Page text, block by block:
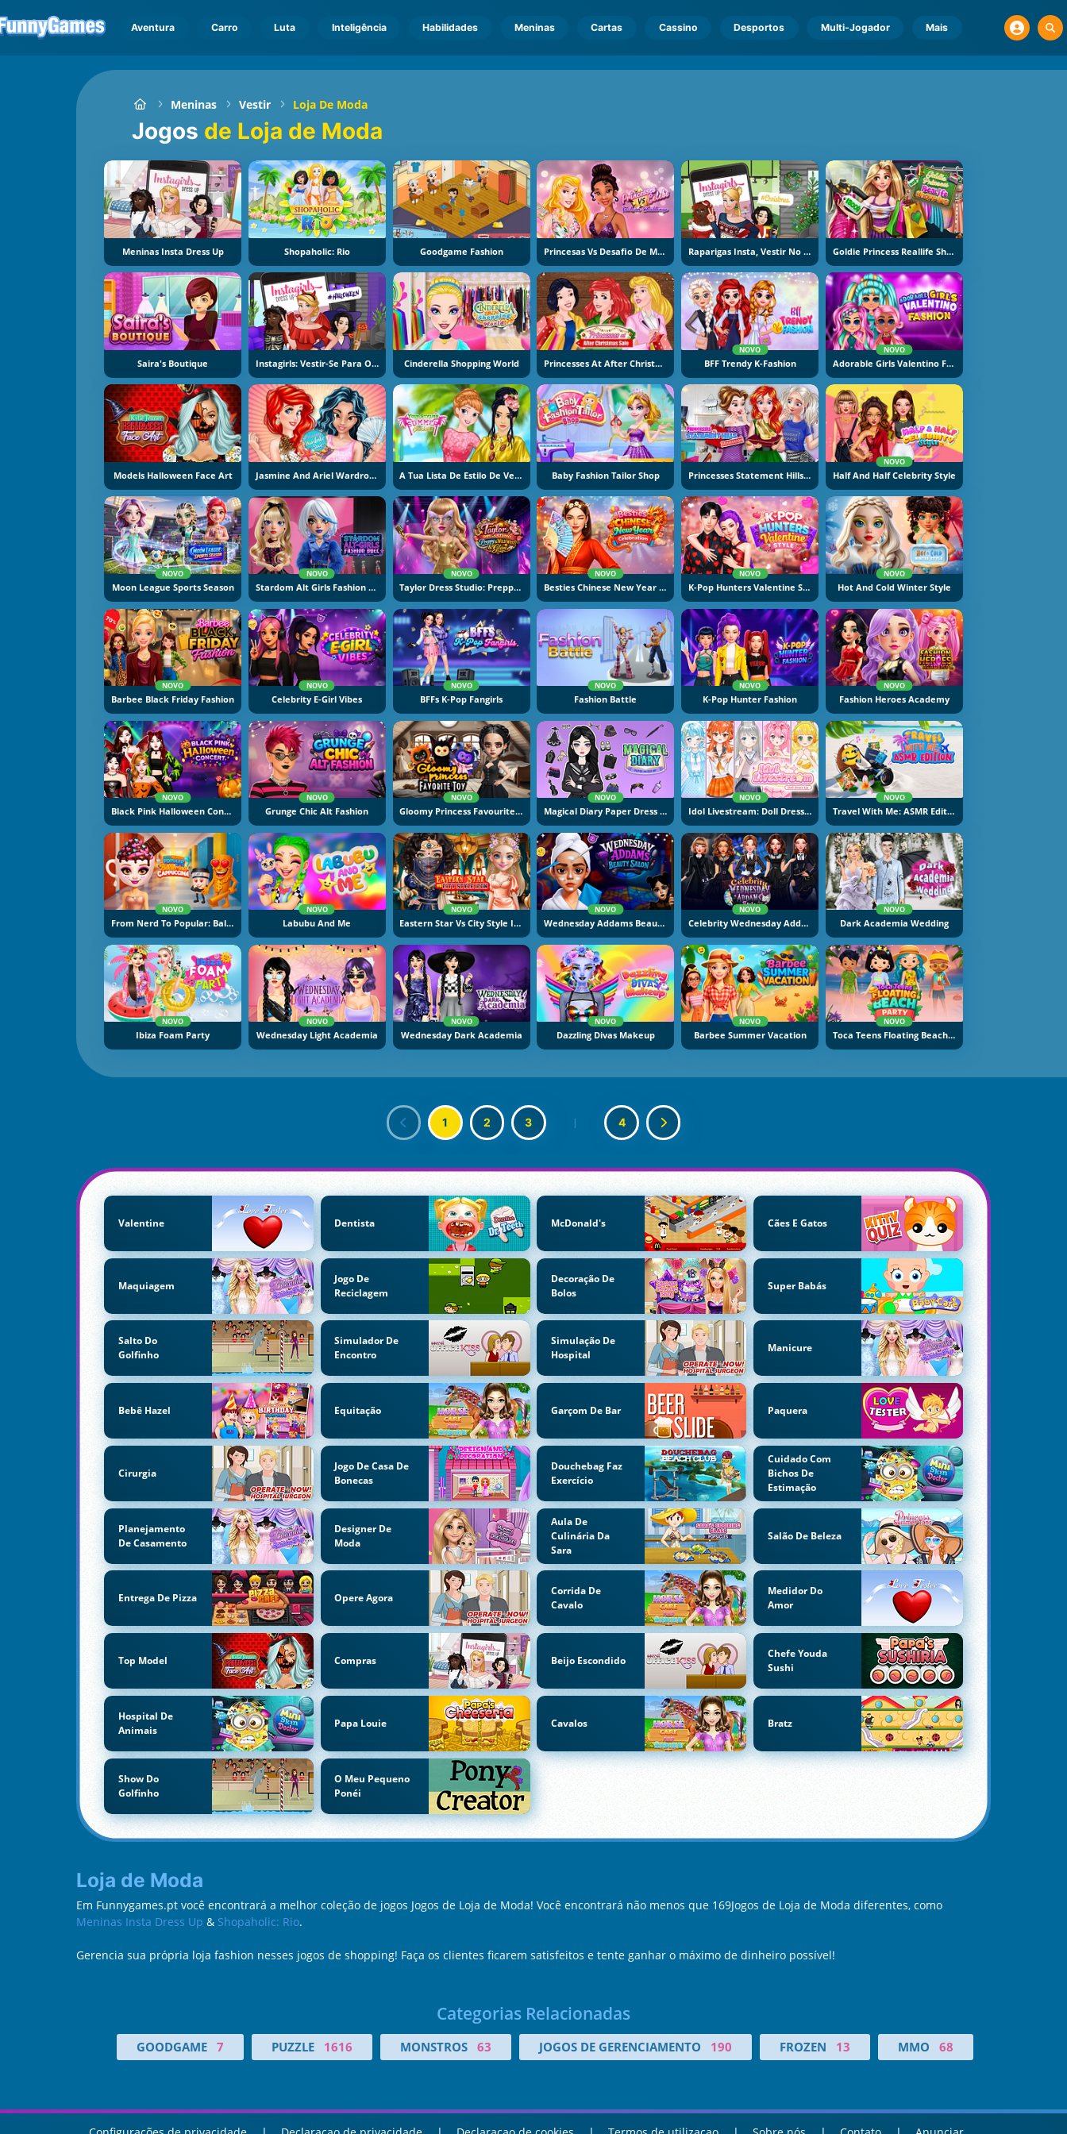
Aventura Carro Luta Inteligência Habilidades Meninas Cartas Cassino Desportos Multi-Jogador Mais
Meninas Vestir Loja De Moda
Jogos de Loja de Moda
Meninas Insta Dress Up Shopaholic: Rio Goodgame Fashion Princesas Vs Desafio De Moda De Celebridades Raparigas Insta, Vestir No Natal Goldie Princess Reallife Shopping
Saira's Boutique Instagirls: Vestir-Se Para O Halloween Cinderella Shopping World Princesses At After Christmas Sale
NOVO
BFF Trendy K-Fashion
NOVO
Adorable Girls Valentino Fashion
Models Halloween Face Art Jasmine And Ariel Wardrobe Swap A Tua Lista De Estilo De Verão Baby Fashion Tailor Shop Princesses Statement Hills Obsession
NOVO
Half And Half Celebrity Style
NOVO
Moon League Sports Season
NOVO
Stardom Alt Girls Fashion Duel
NOVO
Taylor Dress Studio: Preppy And Wild West Glam
NOVO
Besties Chinese New Year Celebration
NOVO
K-Pop Hunters Valentine Style
NOVO
Hot And Cold Winter Style
NOVO
Barbee Black Friday Fashion
NOVO
Celebrity E-Girl Vibes
NOVO
BFFs K-Pop Fangirls
NOVO
Fashion Battle
NOVO
K-Pop Hunter Fashion
NOVO
Fashion Heroes Academy
NOVO
Black Pink Halloween Concert
NOVO
Grunge Chic Alt Fashion
NOVO
Gloomy Princess Favourite Toy
NOVO
Magical Diary Paper Dress Up
NOVO
Idol Livestream: Doll Dress Up
NOVO
Travel With Me: ASMR Edition
NOVO
From Nerd To Popular: Ballerina Cuppuccina
NOVO
Labubu And Me
NOVO
Eastern Star Vs City Style Icon
NOVO
Wednesday Addams Beauty Salon
NOVO
Celebrity Wednesday Addams Style
NOVO
Dark Academia Wedding
NOVO
Ibiza Foam Party
NOVO
Wednesday Light Academia
NOVO
Wednesday Dark Academia
NOVO
Dazzling Divas Makeup
NOVO
Barbee Summer Vacation
NOVO
Toca Teens Floating Beach Party
1 2 3 | 4
Valentine Dentista McDonald's Cães E Gatos
Maquiagem
Jogo De
Reciclagem
Decoração De
Bolos
Super Babás
Salto Do
Golfinho
Simulador De
Encontro
Simulação De
Hospital
Manicure
Bebê Hazel Equitação Garçom De Bar Paquera
Cirurgia
Jogo De Casa De
Bonecas
Douchebag Faz
Exercício
Cuidado Com
Bichos De
Estimação
Planejamento
De Casamento
Designer De
Moda
Aula De
Culinária Da
Sara
Salão De Beleza
Entrega De Pizza Opere Agora
Corrida De
Cavalo
Medidor Do
Amor
Top Model Compras Beijo Escondido
Chefe Youda
Sushi
Hospital De
Animais
Papa Louie Cavalos Bratz
Show Do
Golfinho
O Meu Pequeno
Ponéi
Loja de Moda
Em Funnygames.pt você encontrará a melhor coleção de jogos Jogos de Loja de Moda! Você encontrará não menos que 169Jogos de Loja de Moda diferentes, como
Meninas Insta Dress Up & Shopaholic: Rio.
Gerencia sua própria loja fashion nesses jogos de shopping! Faça os clientes ficarem satisfeitos e tente ganhar o máximo de dinheiro possível!
Categorias Relacionadas
GOODGAME 7 PUZZLE 1616 MONSTROS 63 JOGOS DE GERENCIAMENTO 190 FROZEN 13 MMO 68